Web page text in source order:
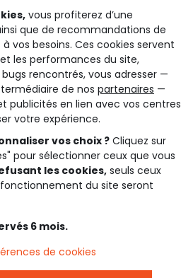
et d'utilisation
réseaux sociaux
vous profiterez d’une
que de recommandations de
vos besoins. Ces cookies servent
les performances du site,
rencontrés, vous adresser —
de nos partenaires —
publicités en lien avec vos centres
votre expérience.
vos choix ? Cliquez sur
pour sélectionner ceux que vous
les cookies,seuls ceux
du site seront
6 mois.
de cookies